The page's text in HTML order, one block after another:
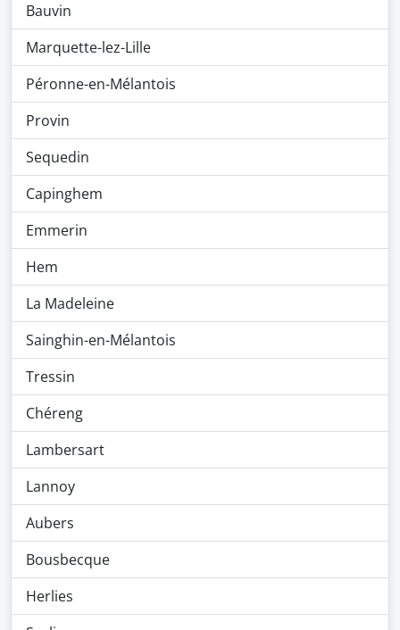
Bauvin
Marquette-lez-Lille
Péronne-en-Mélantois
Provin
Sequedin
Capinghem
Emmerin
Hem
La Madeleine
Sainghin-en-Mélantois
Tressin
Chéreng
Lambersart
Lannoy
Aubers
Bousbecque
Herlies